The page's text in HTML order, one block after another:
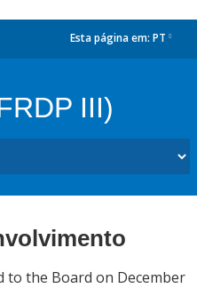
Esta página em: PT
III)
to the Board on December